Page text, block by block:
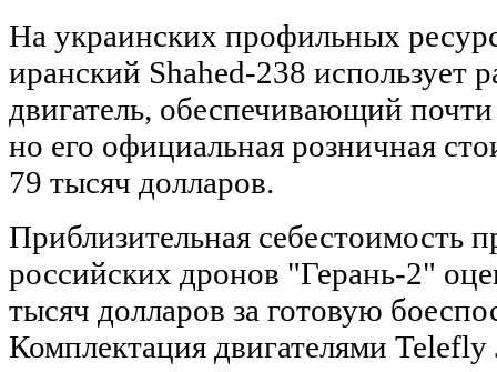
На украинских профильных
иранский Shahed-238 использует
двигатель, обеспечивающий
но его официальная розничная
79 тысяч долларов.
Приблизительная себестоимость
российских дронов "Герань-2"
тысяч долларов за готовую
Комплектация двигателями